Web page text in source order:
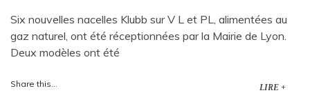
Six nouvelles nacelles Klubb sur V L et PL, alimentées au
gaz naturel, ont été réceptionnées par la Mairie de Lyon.
Deux modèles ont été
Share this... LIRE +